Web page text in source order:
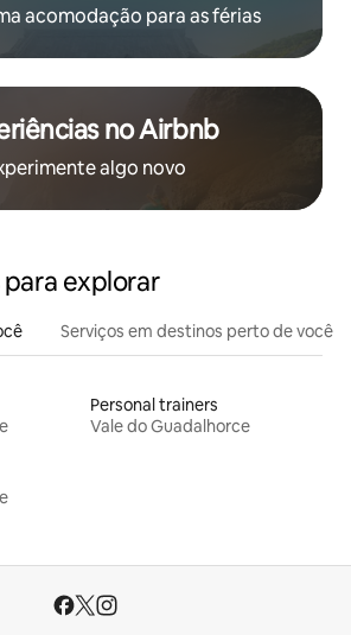
acomodação para as férias
no Airbnb
algo novo
para explorar
Serviços em destinos perto de você
Personal trainers
Vale do Guadalhorce